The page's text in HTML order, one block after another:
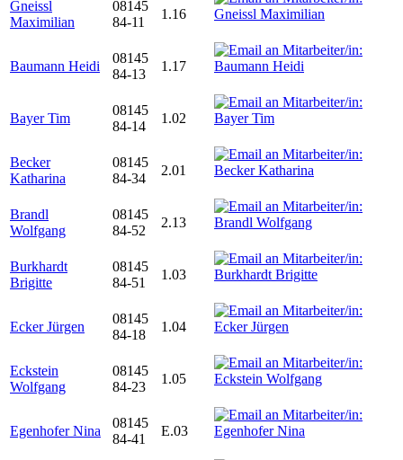
Gneissl
Maximilian
08145
84-11
1.16
Baumann Heidi
08145
84-13
1.17
Bayer Tim
08145
84-14
1.02
Becker
Katharina
08145
84-34
2.01
Brandl
Wolfgang
08145
84-52
2.13
Burkhardt
Brigitte
08145
84-51
1.03
Ecker Jürgen
08145
84-18
1.04
Eckstein
Wolfgang
08145
84-23
1.05
Egenhofer Nina
08145
84-41
E.03